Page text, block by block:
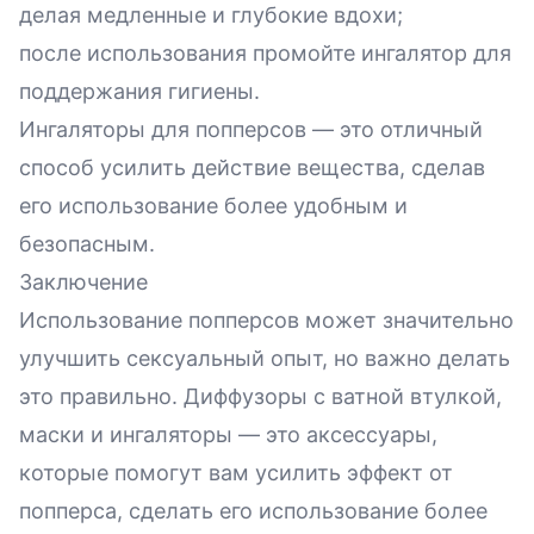
делая медленные и глубокие вдохи;
после использования промойте ингалятор для
поддержания гигиены.
Ингаляторы для попперсов — это отличный
способ усилить действие вещества, сделав
его использование более удобным и
безопасным.
Заключение
Использование попперсов может значительно
улучшить сексуальный опыт, но важно делать
это правильно. Диффузоры с ватной втулкой,
маски и ингаляторы — это аксессуары,
которые помогут вам усилить эффект от
попперса, сделать его использование более